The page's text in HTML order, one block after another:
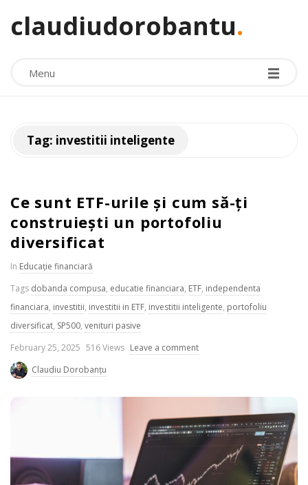
claudiudorobantu.
Menu
Tag: investitii inteligente
Ce sunt ETF-urile și cum să-ți
construiești un portofoliu
diversificat
In Educație financiară
Tags dobanda compusa, educatie financiara, ETF, independenta
financiara, investitii, investitii in ETF, investitii inteligente, portofoliu
diversificat, SP500, venituri pasive
P
u
h
February 25, 2025 516 Views Leave a comment
Claudiu Dorobanțu